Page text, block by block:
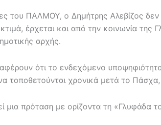
του ΠΑΛΜΟΥ, ο Δημήτρης Αλεβίζος δεν
έρχεται και από την κοινωνία της
αρχής.
ότι το ενδεχόμενο
τοποθετούνται χρονικά μετά το
μια πρόταση με ορίζοντα τη «Γλυφάδα